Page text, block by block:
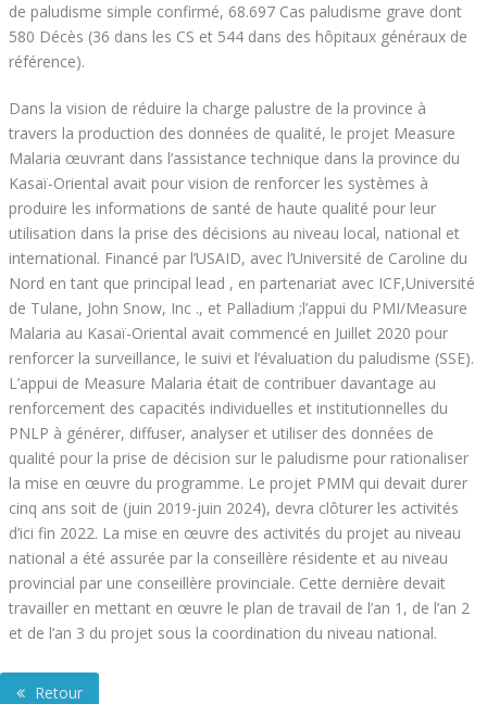
de paludisme simple confirmé, 68.697 Cas paludisme grave dont
580 Décès (36 dans les CS et 544 dans des hôpitaux généraux de
référence).
Dans la vision de réduire la charge palustre de la province à
travers la production des données de qualité, le projet Measure
Malaria œuvrant dans l’assistance technique dans la province du
Kasaï-Oriental avait pour vision de renforcer les systèmes à
produire les informations de santé de haute qualité pour leur
utilisation dans la prise des décisions au niveau local, national et
international. Financé par l’USAID, avec l’Université de Caroline du
Nord en tant que principal lead , en partenariat avec ICF,Université
de Tulane, John Snow, Inc ., et Palladium ;l’appui du PMI/Measure
Malaria au Kasaï-Oriental avait commencé en Juillet 2020 pour
renforcer la surveillance, le suivi et l’évaluation du paludisme (SSE).
L’appui de Measure Malaria était de contribuer davantage au
renforcement des capacités individuelles et institutionnelles du
PNLP à générer, diffuser, analyser et utiliser des données de
qualité pour la prise de décision sur le paludisme pour rationaliser
la mise en œuvre du programme. Le projet PMM qui devait durer
cinq ans soit de (juin 2019-juin 2024), devra clôturer les activités
d’ici fin 2022. La mise en œuvre des activités du projet au niveau
national a été assurée par la conseillère résidente et au niveau
provincial par une conseillère provinciale. Cette dernière devait
travailler en mettant en œuvre le plan de travail de l’an 1, de l’an 2
et de l’an 3 du projet sous la coordination du niveau national.
Retour